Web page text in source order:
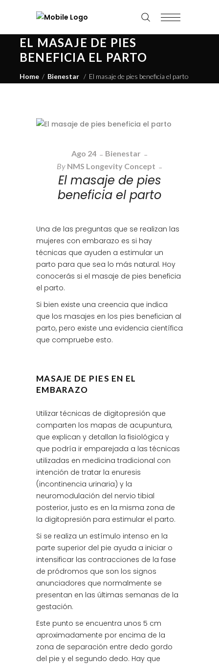
EL MASAJE DE PIES
BENEFICIA EL PARTO
Home / Bienestar / El masaje de pies beneficia el parto
Ago 24
Bienestar
By NMS Longevity Concept
El masaje de pies
beneficia el parto
Una de las preguntas que se realizan las
mujeres con embarazo es si hay
técnicas que ayuden a estimular un
parto para que sea lo más natural. Hoy
conocerás si el masaje de pies beneficia
el parto.
Si bien existe una creencia que indica
que los masajes en los pies benefician al
parto, pero existe una evidencia científica
que compruebe esto.
MASAJE DE PIES EN EL
EMBARAZO
Utilizar técnicas de digitopresión que
comparten los mapas de acupuntura,
que explican y detallan la fisiológica y
que podría ir emparejada a las técnicas
utilizadas en medicina tradicional con
intención de tratar la enuresis
(incontinencia urinaria) y la
neuromodulación del nervio tibial
posterior, justo es en la misma zona de
la digitopresión para estimular el parto.
Si se realiza un estímulo intenso en la
parte superior del pie ayuda a iniciar o
intensificar las contracciones de la fase
de pródromos que son los signos
anunciadores que normalmente se
presentan en las últimas semanas de la
gestación.
Este punto se encuentra unos 5 cm
aproximadamente por encima de la
zona de separación entre dedo gordo
del pie y el segundo dedo. Hay que